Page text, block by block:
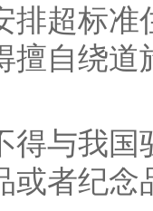
排超标
擅自绕
与我国
或者纪